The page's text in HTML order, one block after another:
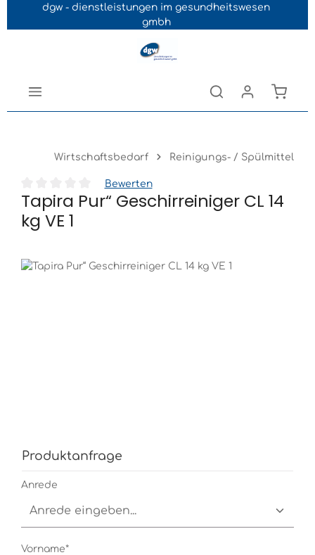
der B2B-Plattform springen
dgw - dienstleistungen im gesundheitswesen
gmbh
Wirtschaftsbedarf Reinigungs- / Spülmittel
Durchschnittliche Bewertung von 0 von 5 Sternen
Bewerten
Tapira Pur“ Geschirreiniger CL 14
kg VE 1
Bildergalerie überspringen
Produktanfrage
Anrede
Vorname*